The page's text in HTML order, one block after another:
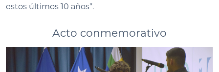
estos últimos 10 años”.
Acto conmemorativo